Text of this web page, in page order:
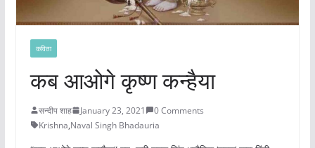
कविता
कब आओगे कृष्ण कन्हैया
सन्दीप शाह January 23, 2021
0 Comments
Krishna,Naval Singh Bhadauria